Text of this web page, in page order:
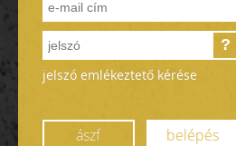
?
jelszó emlékeztető kérése
ászf
belépés